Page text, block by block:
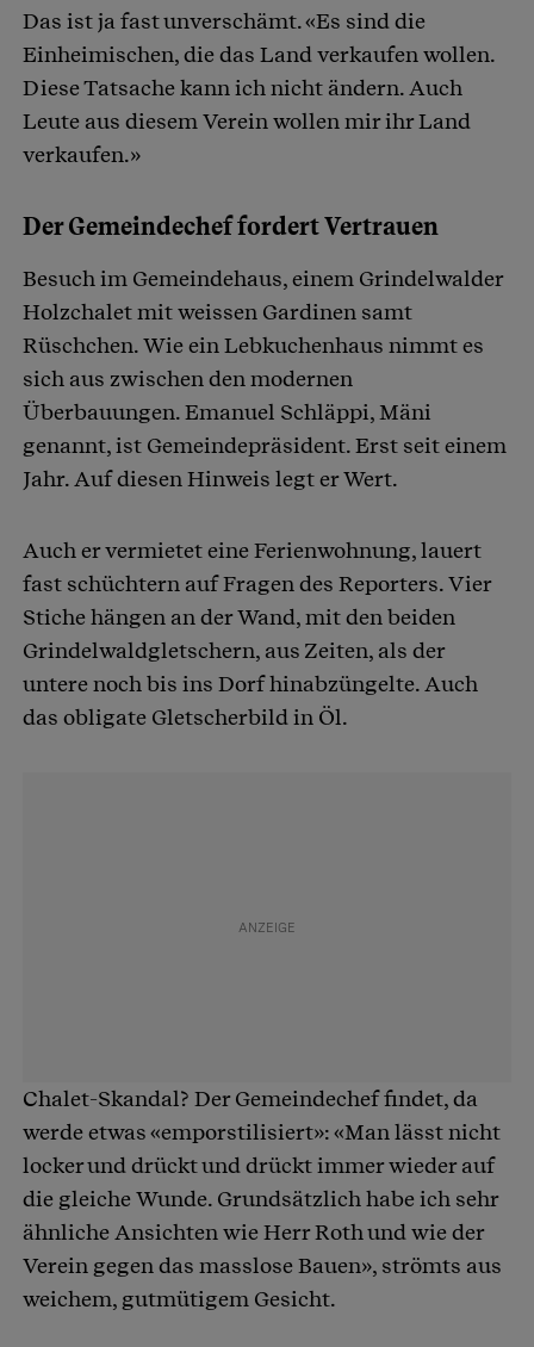
Das ist ja fast unverschämt. «Es sind die
Einheimischen, die das Land verkaufen wollen.
Diese Tatsache kann ich nicht ändern. Auch
Leute aus diesem Verein wollen mir ihr Land
verkaufen.»
Der Gemeindechef fordert Vertrauen
Besuch im Gemeindehaus, einem Grindelwalder
Holzchalet mit weissen Gardinen samt
Rüschchen. Wie ein Lebkuchenhaus nimmt es
sich aus zwischen den modernen
Überbauungen. Emanuel Schläppi, Mäni
genannt, ist Gemeindepräsident. Erst seit einem
Jahr. Auf diesen Hinweis legt er Wert.
Auch er vermietet eine Ferienwohnung, lauert
fast schüchtern auf Fragen des Reporters. Vier
Stiche hängen an der Wand, mit den beiden
Grindelwaldgletschern, aus Zeiten, als der
untere noch bis ins Dorf hinabzüngelte. Auch
das obligate Gletscherbild in Öl.
Chalet-Skandal? Der Gemeindechef findet, da
werde etwas «emporstilisiert»: «Man lässt nicht
locker und drückt und drückt immer wieder auf
die gleiche Wunde. Grundsätzlich habe ich sehr
ähnliche Ansichten wie Herr Roth und wie der
Verein gegen das masslose Bauen», strömts aus
weichem, gutmütigem Gesicht.